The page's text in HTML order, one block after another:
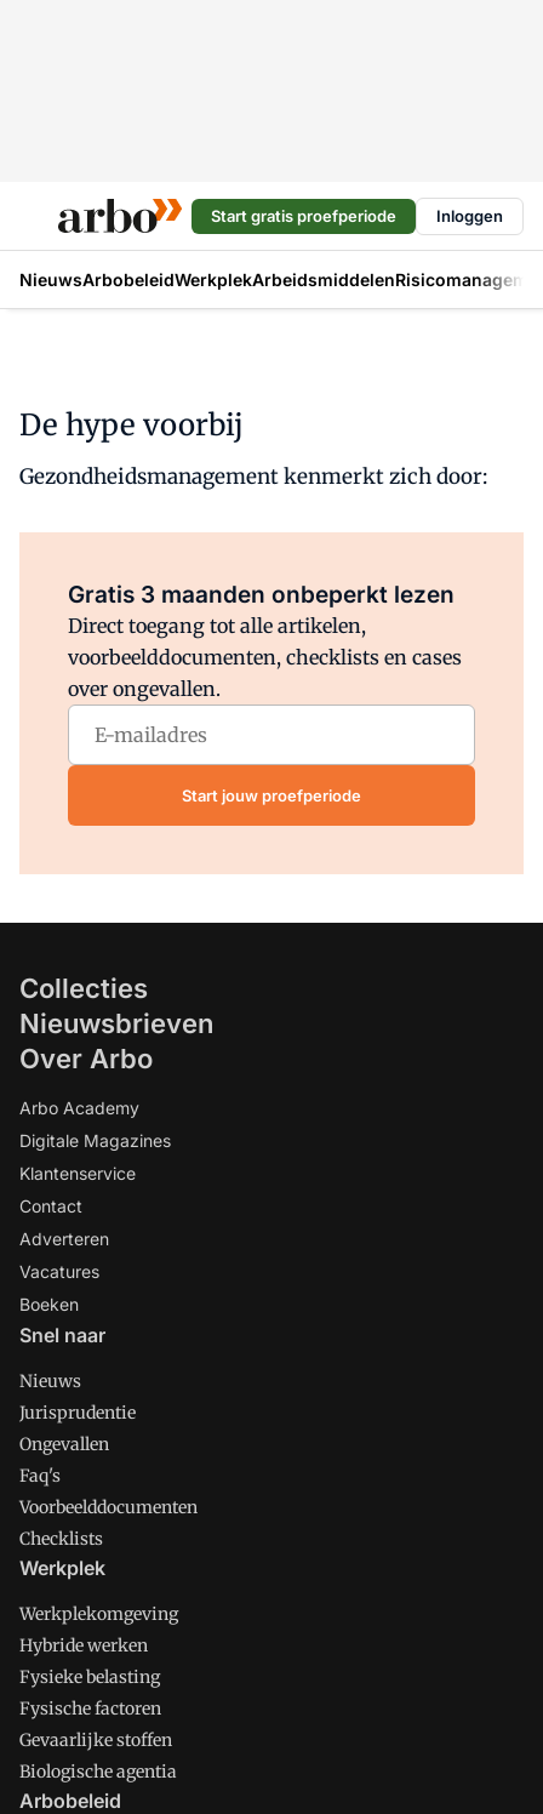
Start gratis proefperiode Inloggen
NieuwsArbobeleidWerkplekArbeidsmiddelen
De hype voorbij
Gezondheidsmanagement kenmerkt zich door:
Gratis 3 maanden onbeperkt lezen
Direct toegang tot alle artikelen,
voorbeelddocumenten, checklists en cases
over ongevallen.
Start jouw proefperiode
Collecties
Nieuwsbrieven
Over Arbo
Arbo Academy
Digitale Magazines
Klantenservice
Contact
Adverteren
Vacatures
Boeken
Snel naar
Nieuws
Jurisprudentie
Ongevallen
Faq's
Voorbeelddocumenten
Checklists
Werkplek
Werkplekomgeving
Hybride werken
Fysieke belasting
Fysische factoren
Gevaarlijke stoffen
Biologische agentia
Arbobeleid